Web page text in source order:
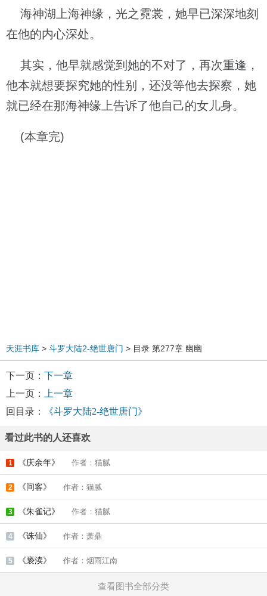
海神湖上海神缘，光之霓裳，她早已深深地刻
在他的内心深处。
其实，他早就感觉到她的不对了，再次重逢，
他本就想要探究她的性别，还没等他去探察，她
就已经在那海神缘上告诉了他自己的女儿身。
(本章完)
天涯书库 > 斗罗大陆2-绝世唐门 > 目录 第277章 幽幽
下一页： 下一章
上一页：
上一章
回目录：
《斗罗大陆2-绝世唐门》
看过此书的人还喜欢
1 《庆余年》 作者：猫腻
2 《间客》 作者：猫腻
3 《朱雀记》 作者：猫腻
4 《诛仙》 作者：萧鼎
5 《亵渎》 作者：烟雨江南
查看图书全部分类